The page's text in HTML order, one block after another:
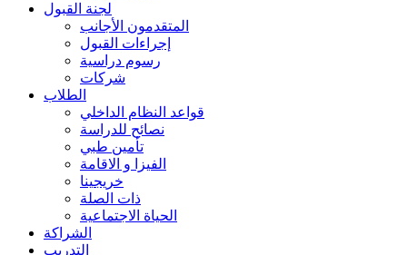
لجنة القبول
المتقدمون الأجانب
إجراءات القبول
رسوم دراسية
شركات
الطلاب
قواعد النظام الداخلي
نصائح للدراسة
تأمين طبي
الفيزا و الاقامة
خريجينا
ذات الصلة
الحياة الاجتماعية
الشراكة
التدريب